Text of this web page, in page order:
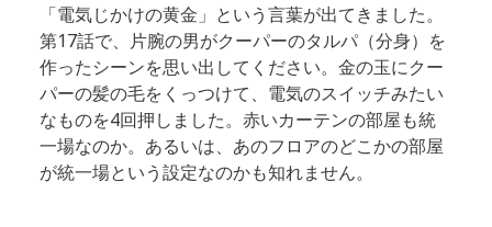
「電気じかけの黄金」という言葉が出てきました。
第17話で、片腕の男がクーパーのタルパ（分身）を
作ったシーンを思い出してください。金の玉にクー
パーの髪の毛をくっつけて、電気のスイッチみたい
なものを4回押しました。赤いカーテンの部屋も統
一場なのか。あるいは、あのフロアのどこかの部屋
が統一場という設定なのかも知れません。